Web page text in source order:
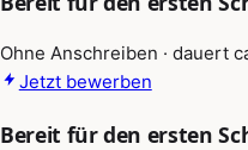
Ohne Anschreiben · dauert
Jetzt bewerben
Bereit für den ersten